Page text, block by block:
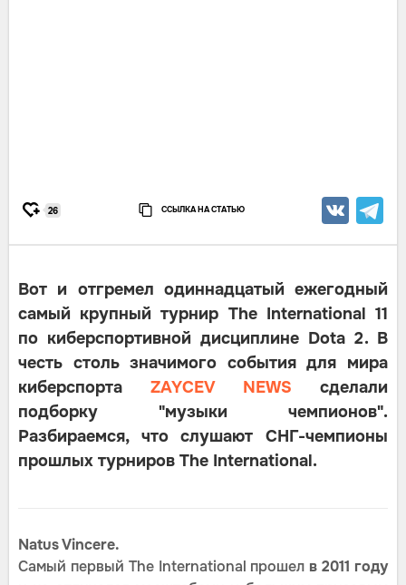
26 ССЫЛКА НА СТАТЬЮ
Вот и отгремел одиннадцатый ежегодный
самый крупный турнир The International 11
по киберспортивной дисциплине Dota 2. В
честь столь значимого события для мира
киберспорта ZAYCEV NEWS сделали
подборку "музыки чемпионов".
Разбираемся, что слушают СНГ-чемпионы
прошлых турниров The International.
Natus Vincere.
Самый первый The International прошел в 2011 году